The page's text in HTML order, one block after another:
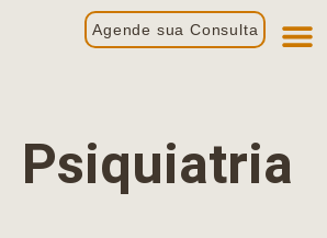
Agende sua Consulta
Psiquiatria